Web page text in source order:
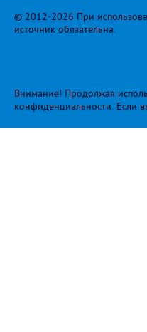
© 2012-2026 При
источник обязательна.
Внимание! Продолжая
конфиденциальности. Если